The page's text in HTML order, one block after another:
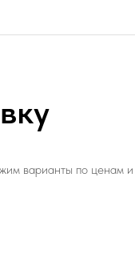
варианты по ценам и